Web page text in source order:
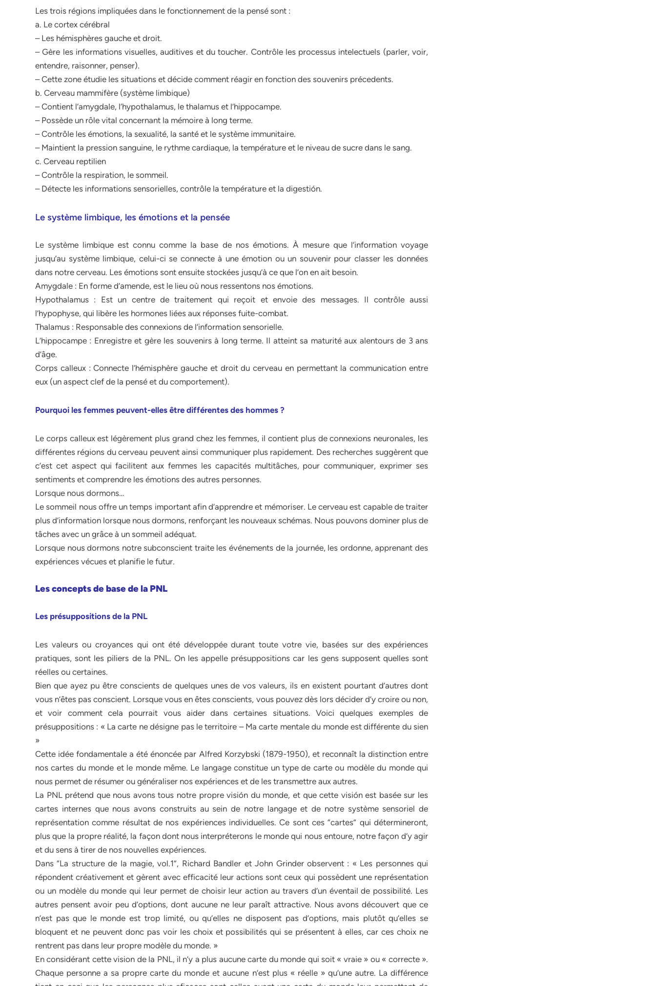
Les trois régions impliquées dans le fonctionnement de la pensé sont :
a. Le cortex cérébral
– Les hémisphères gauche et droit.
– Gère les informations visuelles, auditives et du toucher. Contrôle les processus intelectuels (parler, voir,
entendre, raisonner, penser).
– Cette zone étudie les situations et décide comment réagir en fonction des souvenirs précedents.
b. Cerveau mammifère (système limbique)
– Contient l’amygdale, l’hypothalamus, le thalamus et l’hippocampe.
– Possède un rôle vital concernant la mémoire à long terme.
– Contrôle les émotions, la sexualité, la santé et le système immunitaire.
– Maintient la pression sanguine, le rythme cardiaque, la température et le niveau de sucre dans le sang.
c. Cerveau reptilien
– Contrôle la respiration, le sommeil.
– Détecte les informations sensorielles, contrôle la température et la digestión.
Le système limbique, les émotions et la pensée
Le système limbique est connu comme la base de nos émotions. À mesure que l’information voyage
jusqu’au système limbique, celui-ci se connecte à une émotion ou un souvenir pour classer les données
dans notre cerveau. Les émotions sont ensuite stockées jusqu’à ce que l’on en ait besoin.
Amygdale : En forme d’amende, est le lieu où nous ressentons nos émotions.
Hypothalamus : Est un centre de traitement qui reçoit et envoie des messages. Il contrôle aussi
l’hypophyse, qui libère les hormones liées aux réponses fuite-combat.
Thalamus : Responsable des connexions de l’information sensorielle.
L’hippocampe : Enregistre et gère les souvenirs à long terme. Il atteint sa maturité aux alentours de 3 ans
d’âge.
Corps calleux : Connecte l’hémisphère gauche et droit du cerveau en permettant la communication entre
eux (un aspect clef de la pensé et du comportement).
Pourquoi les femmes peuvent-elles être différentes des hommes ?
Le corps calleux est légèrement plus grand chez les femmes, il contient plus de connexions neuronales, les
différentes régions du cerveau peuvent ainsi communiquer plus rapidement. Des recherches suggèrent que
c’est cet aspect qui facilitent aux femmes les capacités multitâches, pour communiquer, exprimer ses
sentiments et comprendre les émotions des autres personnes.
Lorsque nous dormons…
Le sommeil nous offre un temps important afin d’apprendre et mémoriser. Le cerveau est capable de traiter
plus d’information lorsque nous dormons, renforçant les nouveaux schémas. Nous pouvons dominer plus de
tâches avec un grâce à un sommeil adéquat.
Lorsque nous dormons notre subconscient traite les événements de la journée, les ordonne, apprenant des
expériences vécues et planifie le futur.
Les concepts de base de la PNL
Les présuppositions de la PNL
Les valeurs ou croyances qui ont été développée durant toute votre vie, basées sur des expériences
pratiques, sont les piliers de la PNL. On les appelle présuppositions car les gens supposent quelles sont
réelles ou certaines.
Bien que ayez pu être conscients de quelques unes de vos valeurs, ils en existent pourtant d’autres dont
vous n’êtes pas conscient. Lorsque vous en êtes conscients, vous pouvez dès lors décider d’y croire ou non,
et voir comment cela pourrait vous aider dans certaines situations. Voici quelques exemples de
présuppositions : « La carte ne désigne pas le territoire – Ma carte mentale du monde est différente du sien
»
Cette idée fondamentale a été énoncée par Alfred Korzybski (1879-1950), et reconnaît la distinction entre
nos cartes du monde et le monde même. Le langage constitue un type de carte ou modèle du monde qui
nous permet de résumer ou généraliser nos expériences et de les transmettre aux autres.
La PNL prétend que nous avons tous notre propre visión du monde, et que cette visión est basée sur les
cartes internes que nous avons construits au sein de notre langage et de notre système sensoriel de
représentation comme résultat de nos expériences individuelles. Ce sont ces “cartes” qui détermineront,
plus que la propre réalité, la façon dont nous interpréterons le monde qui nous entoure, notre façon d’y agir
et du sens à tirer de nos nouvelles expériences.
Dans “La structure de la magie, vol.1”, Richard Bandler et John Grinder observent : « Les personnes qui
répondent créativement et gèrent avec efficacité leur actions sont ceux qui possèdent une représentation
ou un modèle du monde qui leur permet de choisir leur action au travers d’un éventail de possibilité. Les
autres pensent avoir peu d’options, dont aucune ne leur paraît attractive. Nous avons découvert que ce
n’est pas que le monde est trop limité, ou qu’elles ne disposent pas d’options, mais plutôt qu’elles se
bloquent et ne peuvent donc pas voir les choix et possibilités qui se présentent à elles, car ces choix ne
rentrent pas dans leur propre modèle du monde. »
En considérant cette vision de la PNL, il n’y a plus aucune carte du monde qui soit « vraie » ou « correcte ».
Chaque personne a sa propre carte du monde et aucune n’est plus « réelle » qu’une autre. La différence